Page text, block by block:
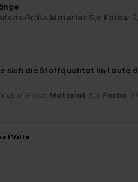
Größe Material: 5 /5 Farbe: 5
sich die Stoffqualität im Laufe
Größe Material: 3 /5 Farbe: 3